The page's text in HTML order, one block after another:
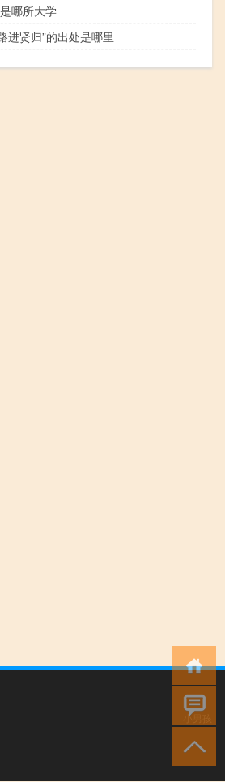
哪所大学
进贤归”的出处是哪里
小男孩